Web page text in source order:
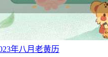
年八月老黄历